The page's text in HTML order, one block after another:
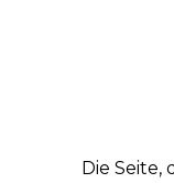
Die Seite,